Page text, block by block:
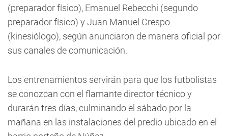
(preparador físico), Emanuel Rebecchi (segundo
preparador físico) y Juan Manuel Crespo
(kinesiólogo), según anunciaron de manera oficial por
sus canales de comunicación.
Los entrenamientos servirán para que los futbolistas
se conozcan con el flamante director técnico y
durarán tres días, culminando el sábado por la
mañana en las instalaciones del predio ubicado en el